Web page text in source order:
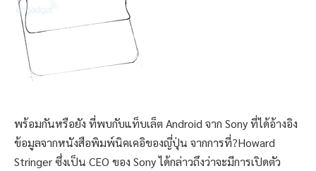
พร้อมกันหรือยัง ที่พบกับแท็บเล็ต Android จาก Sony ที่ได้อ้างอิง
ข้อมูลจากหนังสือพิมพ์นิคเคอิของญี่ปุ่น จากการที่?Howard
Stringer ซึ่งเป็น CEO ของ Sony ได้กล่าวถึงว่าจะมีการเปิดตัว